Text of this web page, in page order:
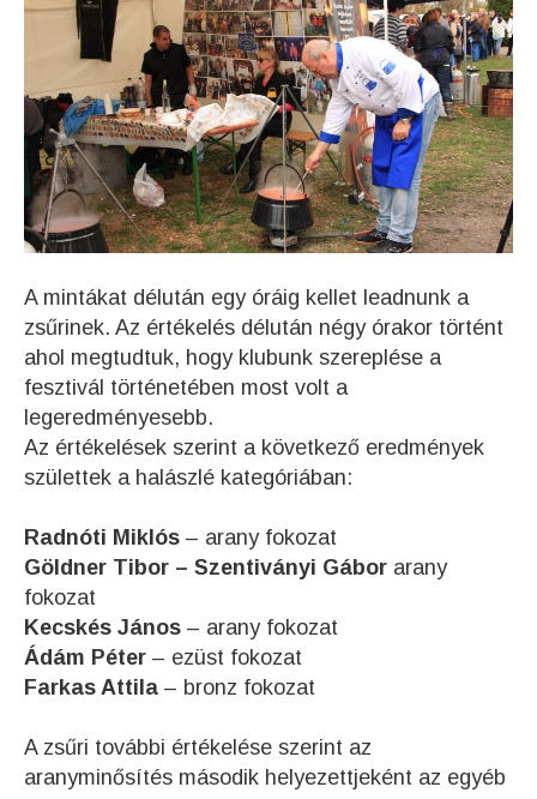
A mintákat délután egy óráig kellet leadnunk a
zsűrinek. Az értékelés délután négy órakor történt
ahol megtudtuk, hogy klubunk szereplése a
fesztivál történetében most volt a
legeredményesebb.
Az értékelések szerint a következő eredmények
születtek a halászlé kategóriában:
Radnóti Miklós – arany fokozat
Göldner Tibor – Szentiványi Gábor arany
fokozat
Kecskés János – arany fokozat
Ádám Péter – ezüst fokozat
Farkas Attila – bronz fokozat
A zsűri további értékelése szerint az
aranyminősítés második helyezettjeként az egyéb